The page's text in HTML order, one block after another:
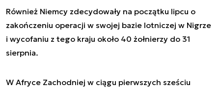
Również Niemcy zdecydowały na początku lipcu o
zakończeniu operacji w swojej bazie lotniczej w Nigrze
i wycofaniu z tego kraju około 40 żołnierzy do 31
sierpnia.
W Afryce Zachodniej w ciągu pierwszych sześciu